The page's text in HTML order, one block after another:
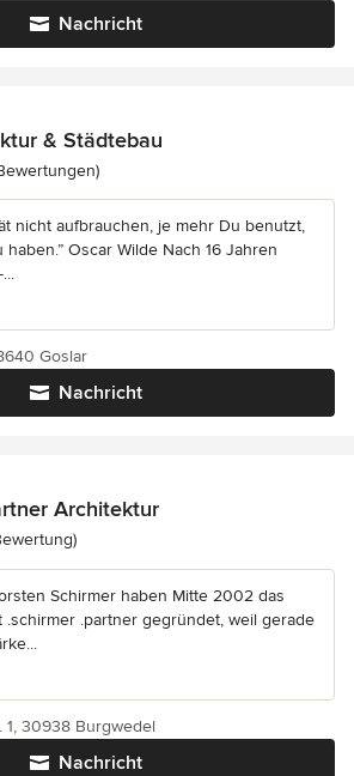
Nachricht
& Städtebau
5 von 5 Sternen
nicht aufbrauchen, je mehr Du benutzt,
Oscar Wilde Nach 16 Jahren
Nachricht
Goslar
Architektur
5 von 5 Sternen
Schirmer haben Mitte 2002 das
.partner gegründet, weil gerade
Nachricht
1, 30938 Burgwedel